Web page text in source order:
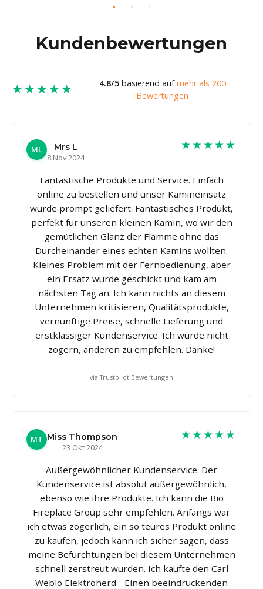
Kundenbewertungen
★★★★★ 4.8/5basierend aufmehr als 200
Bewertungen
ML
Mrs L
8 Nov 2024
★★★★★
Fantastische Produkte und Service. Einfach
online zu bestellen und unser Kamineinsatz
wurde prompt geliefert. Fantastisches Produkt,
perfekt für unseren kleinen Kamin, wo wir den
gemütlichen Glanz der Flamme ohne das
Durcheinander eines echten Kamins wollten.
Kleines Problem mit der Fernbedienung, aber
ein Ersatz wurde geschickt und kam am
nächsten Tag an. Ich kann nichts an diesem
Unternehmen kritisieren, Qualitätsprodukte,
vernünftige Preise, schnelle Lieferung und
erstklassiger Kundenservice. Ich würde nicht
zögern, anderen zu empfehlen. Danke!
via Trustpilot Bewertungen
MT Miss Thompson
23 Okt 2024
★★★★★
Außergewöhnlicher Kundenservice. Der
Kundenservice ist absolut außergewöhnlich,
ebenso wie ihre Produkte. Ich kann die Bio
Fireplace Group sehr empfehlen. Anfangs war
ich etwas zögerlich, ein so teures Produkt online
zu kaufen, jedoch kann ich sicher sagen, dass
meine Befürchtungen bei diesem Unternehmen
schnell zerstreut wurden. Ich kaufte den Carl
Weblo Elektroherd - Einen beeindruckenden